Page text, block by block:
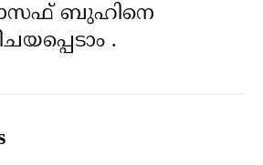
ബുഹിനെ
.